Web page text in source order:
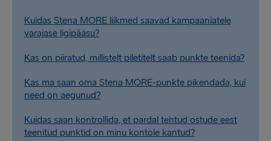
Kuidas Stena MORE liikmed saavad kampaaniatele
varajase ligipääsu?
Kas on piiratud, millistelt piletitelt saab punkte teenida?
Kas ma saan oma Stena MORE-punkte pikendada, kui
need on aegunud?
Kuidas saan kontrollida, et pardal tehtud ostude eest
teenitud punktid on minu kontole kantud?